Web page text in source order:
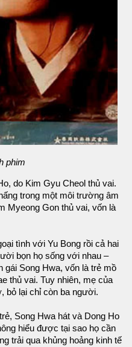
phim
do Kim Gyu Cheol thủ vai.
trong một môi trường âm
Myeong Gon thủ vai, vốn là
tình với Yu Bong rồi cả hai
bọn họ sống với nhau –
gái Song Hwa, vốn là trẻ mồ
thủ vai. Tuy nhiên, mẹ của
bỏ lại chỉ còn ba người.
Song Hwa hát và Dong Ho
hiểu được tại sao họ cần
trải qua khủng hoảng kinh tế